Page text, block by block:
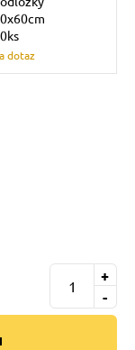
dotaz
-
+